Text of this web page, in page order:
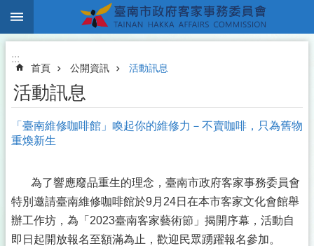
跳到主要內容區塊
:::
首頁 公開資訊 活動訊息
活動訊息
「臺南維修咖啡館」喚起你的維修力－不賣咖啡，只為舊物
重煥新生
為了響應廢品重生的理念，臺南市政府客家事務委員會
特別邀請臺南維修咖啡館於9月24日在本市客家文化會館舉
辦工作坊，為「2023臺南客家藝術節」揭開序幕，活動自
即日起開放報名至額滿為止，歡迎民眾踴躍報名參加。